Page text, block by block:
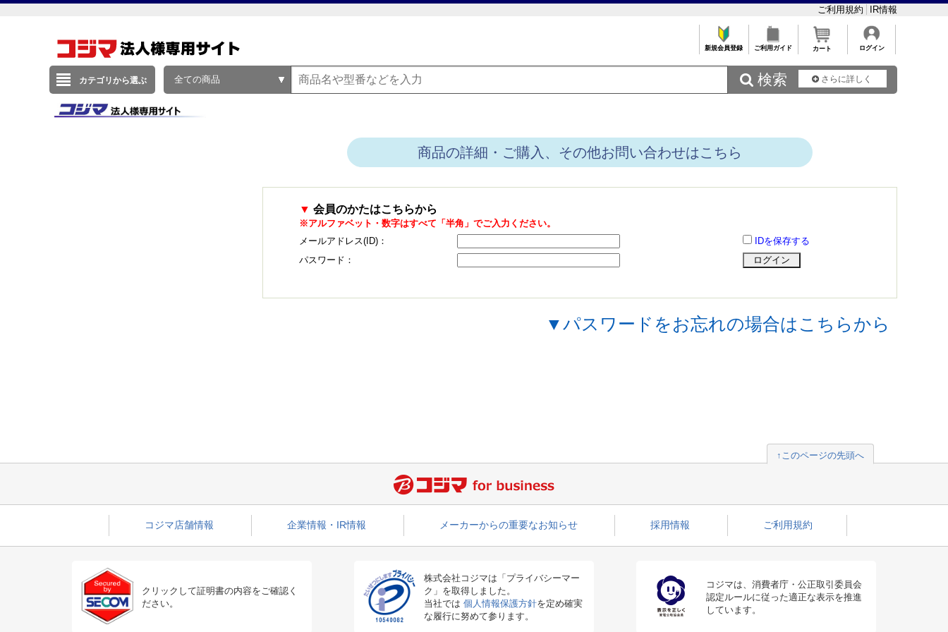
ご利用規約 IR情報
新規会員登録 ご利用ガイド カート ログイン
カテゴリから選ぶ 全ての商品  検索 さらに詳しく
商品の詳細・ご購入、その他お問い合わせはこちら
▼ 会員のかたはこちらから
※アルファベット・数字はすべて「半角」でご入力ください。
メールアドレス(ID)：
IDを保存する
パスワード：
▼パスワードをお忘れの場合はこちらから
↑このページの先頭へ
コジマ店舗情報 企業情報・IR情報 メーカーからの重要なお知らせ 採用情報 ご利用規約
クリックして証明書の内容をご確認く
ださい。
株式会社コジマは「プライバシーマー
ク」を取得しました。
当社では 個人情報保護方針を定め確実
な履行に努めて参ります。
コジマは、消費者庁・公正取引委員会
認定ルールに従った適正な表示を推進
しています。